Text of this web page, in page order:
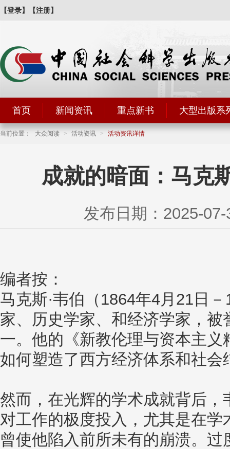
【登录】 【注册】
首页 新闻资讯 重点新书 大型出版系
当前位置： 大众阅读 > 活动资讯 > 活动资讯详情
成就的暗面：马克
发布日期：2025-
编者按：
马克斯·韦伯（1864年4月21日
家、历史学家、和经济学家，
一。他的《新教伦理与资本主
如何塑造了西方经济体系和社会
然而，在光辉的学术成就背后
对工作的极度投入，尤其是在
曾使他陷入前所未有的崩溃。